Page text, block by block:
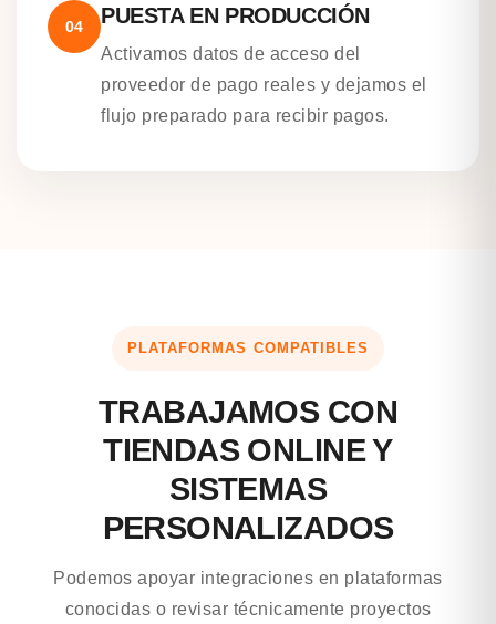
04 PUESTA EN PRODUCCIÓN
Activamos datos de acceso del
proveedor de pago reales y dejamos el
flujo preparado para recibir pagos.
PLATAFORMAS COMPATIBLES
TRABAJAMOS CON
TIENDAS ONLINE Y
SISTEMAS
PERSONALIZADOS
Podemos apoyar integraciones en plataformas
conocidas o revisar técnicamente proyectos